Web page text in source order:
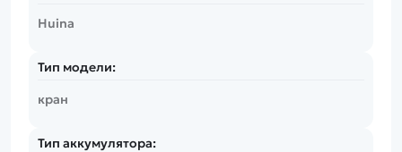
Huina
Тип модели:
кран
Тип аккумулятора: